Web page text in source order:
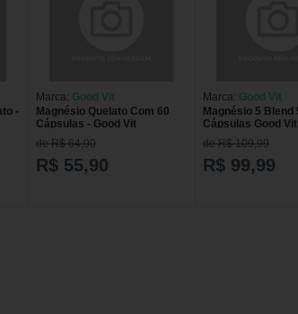
-
Marca: Good Vit
Magnésio Quelato Com 60
Cápsulas - Good Vit
de R$ 64,90
R$ 55,90
Marca: Good Vit
Magnésio 5 Blend 500mg 60
Cápsulas Good Vit
de R$ 109,99
R$ 99,99